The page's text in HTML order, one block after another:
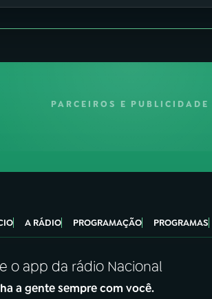
PARCEIROS E PUBLICIDADE
A RÁDIO PROGRAMAÇÃO PROGRAMAS
o app da rádio Nacional
a gente sempre com você.